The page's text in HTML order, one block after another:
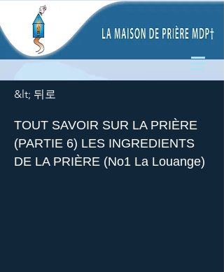
&lt; 뒤로
TOUT SAVOIR SUR LA PRIÈRE
(PARTIE 6) LES INGREDIENTS
DE LA PRIÈRE (No1 La Louange)